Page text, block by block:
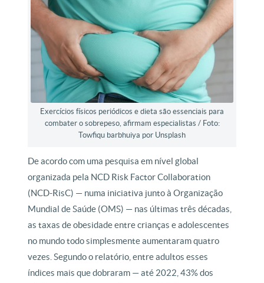
Exercícios físicos periódicos e dieta são essenciais para
combater o sobrepeso, afirmam especialistas / Foto:
Towfiqu barbhuiya por Unsplash
De acordo com uma pesquisa em nível global
organizada pela NCD Risk Factor Collaboration
(NCD-RisC) — numa iniciativa junto à Organização
Mundial de Saúde (OMS) — nas últimas três décadas,
as taxas de obesidade entre crianças e adolescentes
no mundo todo simplesmente aumentaram quatro
vezes. Segundo o relatório, entre adultos esses
índices mais que dobraram — até 2022, 43% dos